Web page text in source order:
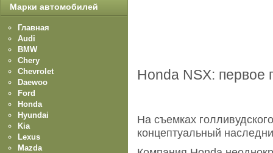
Honda NSX: первое
На съемках
концептуальный
Марки автомобилей
Главная
Audi
BMW
Chery
Chevrolet
Daewoo
Ford
Honda
Hyundai
Kia
Lexus
Mazda